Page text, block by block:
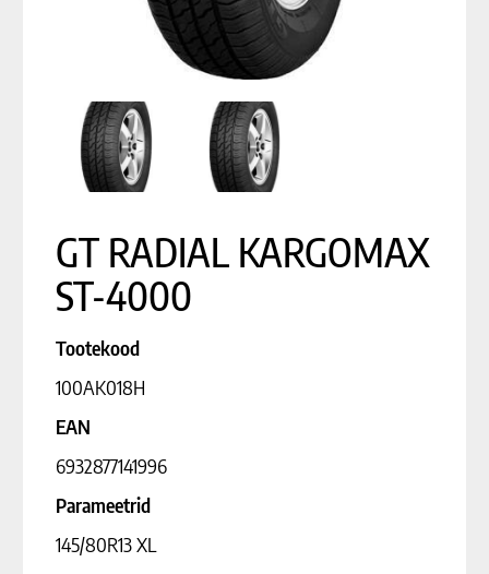
GT RADIAL KARGOMAX
ST-4000
Tootekood
100AK018H
EAN
6932877141996
Parameetrid
145/80R13 XL